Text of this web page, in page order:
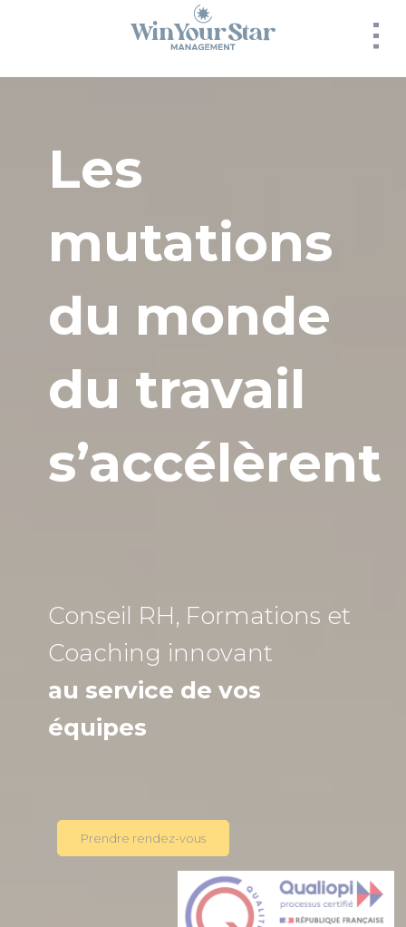
Les
mutations
du monde
du travail
s’accélèrent
Conseil RH, Formations et
Coaching innovant
au service de vos
équipes
Prendre rendez-vous